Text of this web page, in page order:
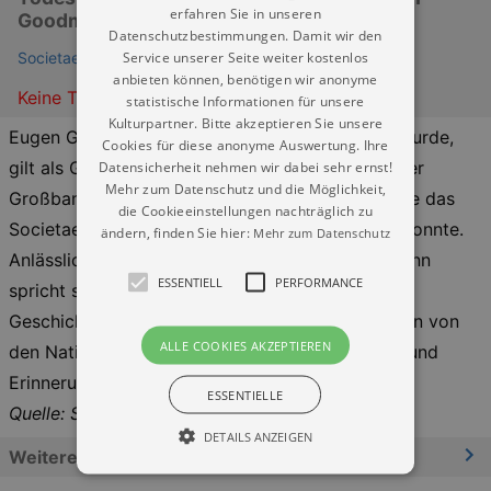
Goodman und Laura Herr
Societaetstheater
Keine Termine
Eugen Gutmann, der 1840 in Dresden geboren wurde,
gilt als Gründer der Dresdner Bank, die er zu einer
Großbank von Weltrang ausbaute, mit deren Hilfe das
Societaetstheater 1999 wiedereröffnet werden konnte.
Anlässlich des 100. Todestags von Eugen Gutmann
spricht sein Urenkel, Simon Goodman, über die
Geschichte seiner Familie und die Suche nach den von
den Nationalsozialisten geraubten Kunstwerken und
Erinnerungsstücken.
Quelle: Societätstheater
Weitere Informationen
erfahren Sie in unseren
Datenschutzbestimmungen. Damit wir den
Service unserer Seite weiter kostenlos
anbieten können, benötigen wir anonyme
statistische Informationen für unsere
Kulturpartner. Bitte akzeptieren Sie unsere
Cookies für diese anonyme Auswertung. Ihre
Datensicherheit nehmen wir dabei sehr ernst!
Mehr zum Datenschutz und die Möglichkeit,
die Cookieeinstellungen nachträglich zu
ändern, finden Sie hier: Mehr zum Datenschutz
ESSENTIELL PERFORMANCE
ALLE COOKIES AKZEPTIEREN
ESSENTIELLE
DETAILS ANZEIGEN